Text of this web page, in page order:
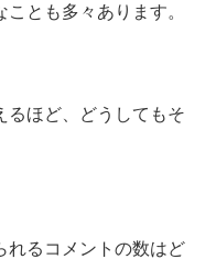
とも多々あります。
るほど、どうしてもそ
れるコメントの数はど